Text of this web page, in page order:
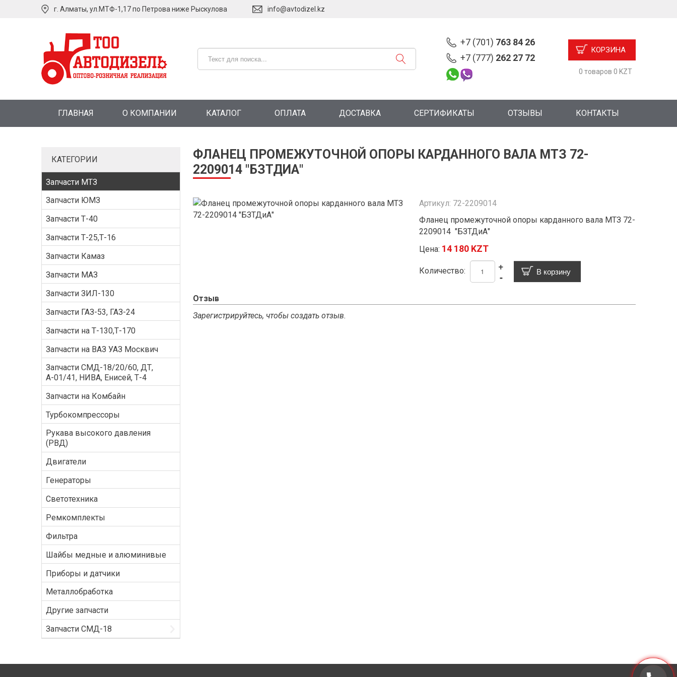
г. Алматы, ул.МТФ-1,17 по Петрова ниже Рыскулова info@avtodizel.kz
+7 (701) 763 84 26
+7 (777) 262 27 72
КОРЗИНА
0 товаров 0 KZT
ГЛАВНАЯ О КОМПАНИИ КАТАЛОГ ОПЛАТА ДОСТАВКА СЕРТИФИКАТЫ ОТЗЫВЫ КОНТАКТЫ
КАТЕГОРИИ
Запчасти МТЗ
Запчасти ЮМЗ
Запчасти Т-40
Запчасти Т-25,Т-16
Запчасти Камаз
Запчасти МАЗ
Запчасти ЗИЛ-130
Запчасти ГАЗ-53, ГАЗ-24
Запчасти на Т-130,Т-170
Запчасти на ВАЗ УАЗ Москвич
Запчасти СМД-18/20/60, ДТ,
А-01/41, НИВА, Енисей, Т-4
Запчасти на Комбайн
Турбокомпрессоры
Рукава высокого давления
(РВД)
Двигатели
Генераторы
Светотехника
Ремкомплекты
Фильтра
Шайбы медные и алюминивые
Приборы и датчики
Металлобработка
Другие запчасти
Запчасти СМД-18
ФЛАНЕЦ ПРОМЕЖУТОЧНОЙ ОПОРЫ КАРДАННОГО ВАЛА МТЗ 72-
2209014 "БЗТДИА"
Артикул: 72-2209014
Фланец промежуточной опоры карданного вала МТЗ 72-
2209014 "БЗТДиА"
Цена: 14 180 KZT
Количество: -
+
Отзыв
Зарегистрируйтесь, чтобы создать отзыв.